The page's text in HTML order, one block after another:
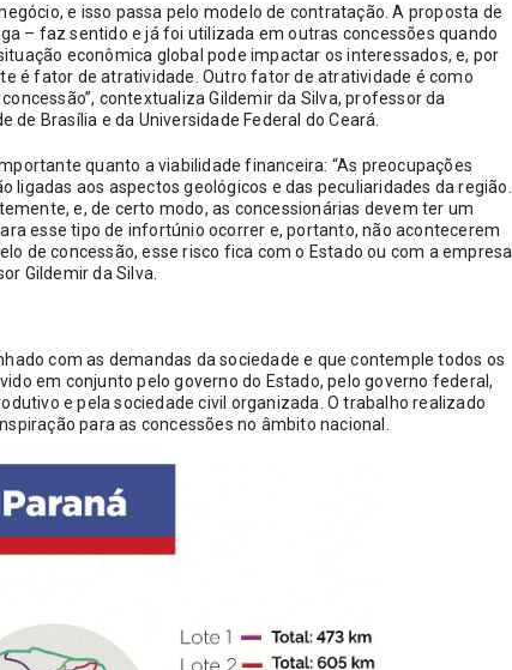
e isso passa pelo modelo de contratação. A proposta de
– faz sentido e já foi utilizada em outras concessões quando
econômica global pode impactar os interessados, e, por
é fator de atratividade. Outro fator de atratividade é como
contextualiza Gildemir da Silva, professor da
Brasília e da Universidade Federal do Ceará.
quanto a viabilidade financeira: “As preocupações
ligadas aos aspectos geológicos e das peculiaridades da região.
e, de certo modo, as concessionárias devem ter um
esse tipo de infortúnio ocorrer e, portanto, não acontecerem
de concessão, esse risco fica com o Estado ou com a empresa
Gildemir da Silva.
com as demandas da sociedade e que contemple todos os
em conjunto pelo governo do Estado, pelo governo federal,
e pela sociedade civil organizada. O trabalho realizado
para as concessões no âmbito nacional.